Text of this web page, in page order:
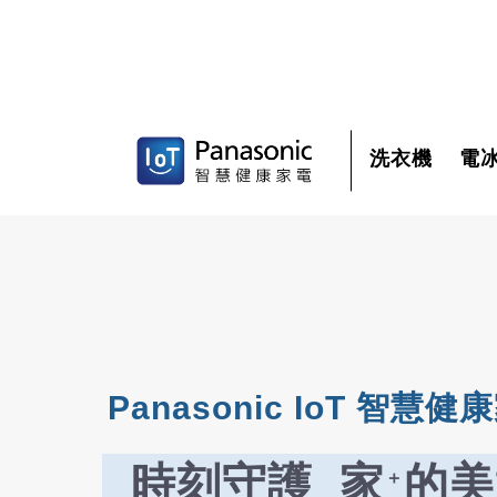
洗衣機 電
Panasonic IoT 智慧健
時刻守護 家 ＋ 的